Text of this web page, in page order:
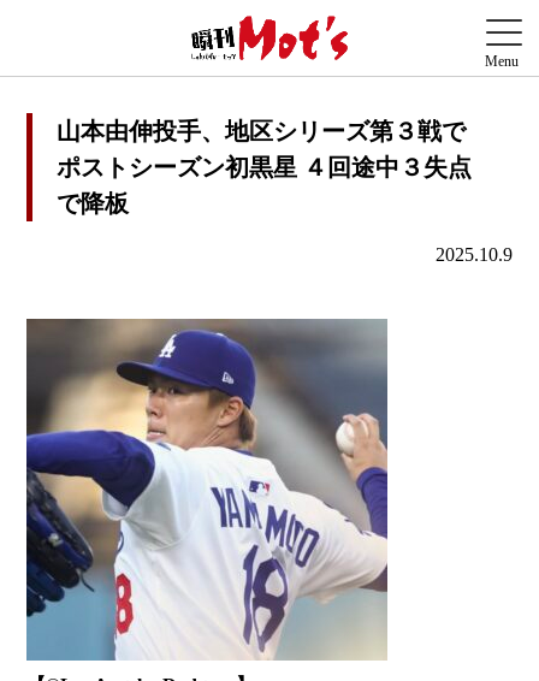
山本由伸投手、地区シリーズ第３戦で
ポストシーズン初黒星 ４回途中３失点
で降板
2025.10.9